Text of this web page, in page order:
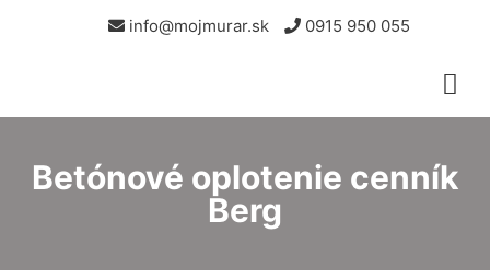
info@mojmurar.sk 0915 950 055
Betónové oplotenie cenník
Berg